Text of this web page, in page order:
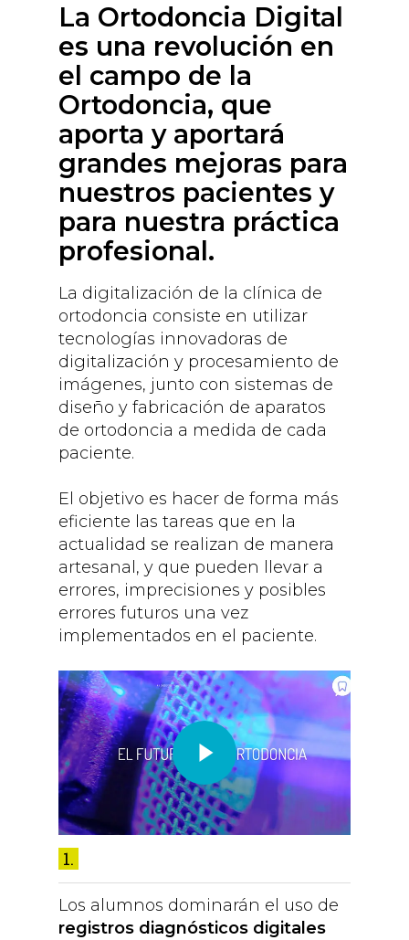
La Ortodoncia Digital
es una revolución en
el campo de la
Ortodoncia, que
aporta y aportará
grandes mejoras para
nuestros pacientes y
para nuestra práctica
profesional.
La digitalización de la clínica de
ortodoncia consiste en utilizar
tecnologías innovadoras de
digitalización y procesamiento de
imágenes, junto con sistemas de
diseño y fabricación de aparatos
de ortodoncia a medida de cada
paciente.
El objetivo es hacer de forma más
eficiente las tareas que en la
actualidad se realizan de manera
artesanal, y que pueden llevar a
errores, imprecisiones y posibles
errores futuros una vez
implementados en el paciente.
1.
Los alumnos dominarán el uso de
registros diagnósticos digitales